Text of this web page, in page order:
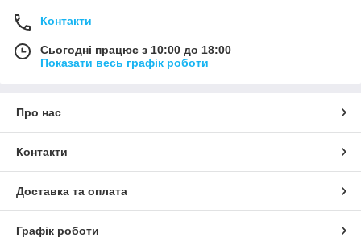
Контакти
Сьогодні працює з 10:00 до 18:00
Показати весь графік роботи
Про нас
Контакти
Доставка та оплата
Графік роботи